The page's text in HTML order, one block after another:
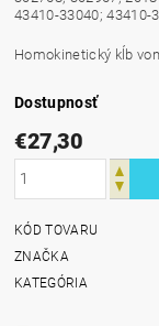
43410-33040; 43410-
Homokinetický kĺb
Dostupnosť
€27,30
KÓD TOVARU
ZNAČKA
KATEGÓRIA